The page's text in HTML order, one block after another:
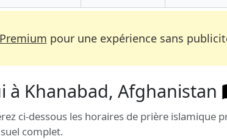
pour une expérience sans
Khanabad, Afghanistan
ci-dessous les horaires de prière islamique
complet.